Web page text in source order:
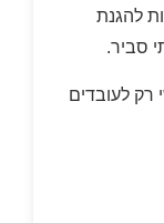
לרשות להגנת
סביר.
רק לעובדים